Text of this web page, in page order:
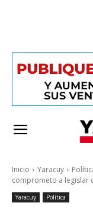
Inicio Yaracuy
comprometo a legislar
Yaracuy Política